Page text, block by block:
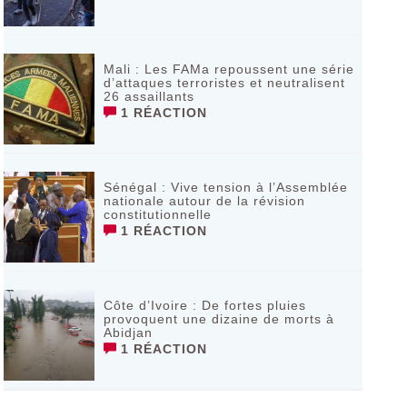
Mali : Les FAMa repoussent une série
d’attaques terroristes et neutralisent
26 assaillants
1 RÉACTION
Sénégal : Vive tension à l’Assemblée
nationale autour de la révision
constitutionnelle
1 RÉACTION
Côte d’Ivoire : De fortes pluies
provoquent une dizaine de morts à
Abidjan
1 RÉACTION